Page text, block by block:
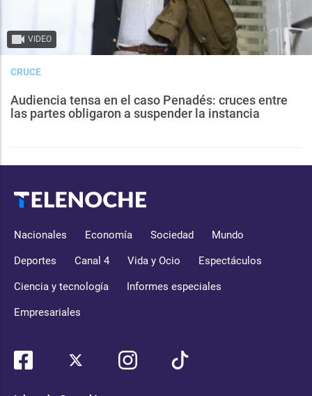
VIDEO
CRUCE
Audiencia tensa en el caso Penadés: cruces entre
las partes obligaron a suspender la instancia
Nacionales Economía Sociedad Mundo
Deportes Canal 4 Vida y Ocio Espectáculos
Ciencia y tecnología Informes especiales
Empresariales